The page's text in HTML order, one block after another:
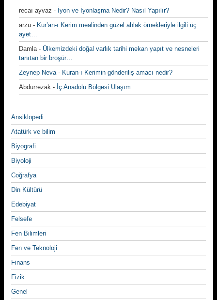
recaı ayvaz - İyon ve İyonlaşma Nedir? Nasıl Yapılır?
arzu - Kur’an-ı Kerim mealinden güzel ahlak örnekleriyle ilgili üç
ayet…
Damla- Ülkemizdeki doğal varlık tarihi mekan yapıt ve nesneleri
tanıtan bir broşür…
Zeynep Neva- Kuran-ı Kerimin gönderiliş amacı nedir?
Abdurrezak - İç Anadolu Bölgesi Ulaşım
Ansiklopedi
Atatürk ve bilim
Biyografi
Biyoloji
Coğrafya
Din Kültürü
Edebiyat
Felsefe
Fen Bilimleri
Fen ve Teknoloji
Finans
Fizik
Genel